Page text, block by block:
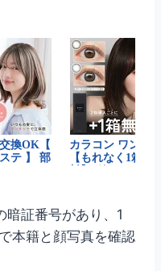
証番号があり、1
本籍と顔写真を確認